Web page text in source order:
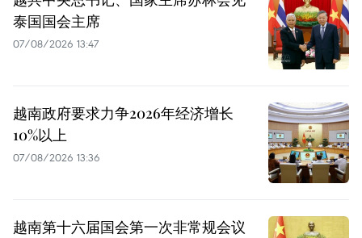
泰国国会主席
07/08/2026 13:47
越南政府要求力争2026年经济增长
10%以上
07/08/2026 13:36
越南第十六届国会第一次非常规会议